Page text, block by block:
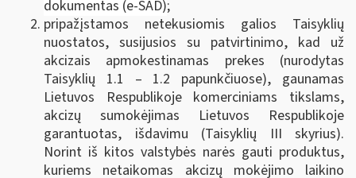
dokumentas (e-SAD);
pripažįstamos netekusiomis galios Taisyklių
nuostatos, susijusios su patvirtinimo, kad už
akcizais apmokestinamas prekes (nurodytas
Taisyklių 1.1 – 1.2 papunkčiuose), gaunamas
Lietuvos Respublikoje komerciniams tikslams,
akcizų sumokėjimas Lietuvos Respublikoje
garantuotas, išdavimu (Taisyklių III skyrius).
Norint iš kitos valstybės narės gauti produktus,
kuriems netaikomas akcizų mokėjimo laikino